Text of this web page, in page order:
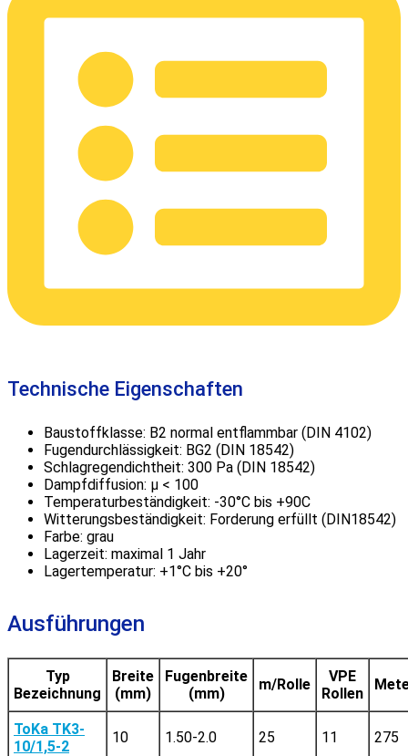
Technische Eigenschaften
Baustoffklasse: B2 normal entflammbar (DIN 4102)
Fugendurchlässigkeit: BG2 (DIN 18542)
Schlagregendichtheit: 300 Pa (DIN 18542)
Dampfdiffusion: μ < 100
Temperaturbeständigkeit: -30°C bis +90C
Witterungsbeständigkeit: Forderung erfüllt (DIN18542)
Farbe: grau
Lagerzeit: maximal 1 Jahr
Lagertemperatur: +1°C bis +20°
Ausführungen
Typ
Bezeichnung
Breite
(mm)
Fugenbreite
(mm)
m/Rolle
VPE
Rollen
ToKa TK3-
10/1,5-2
10 1.50-2.0 25 11 275